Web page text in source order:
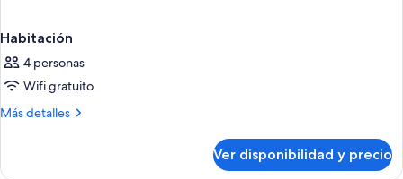
Habitación
4 personas
Wifi gratuito
Más detalles
Más
Ver disponibilidad y precio